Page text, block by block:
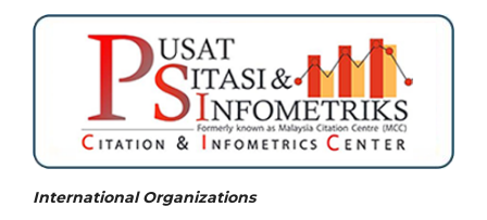
International Organizations